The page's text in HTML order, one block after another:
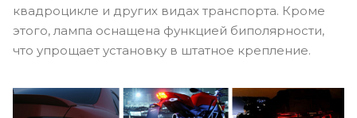
квадроцикле и других видах транспорта. Кроме
этого, лампа оснащена функцией биполярности,
что упрощает установку в штатное крепление.